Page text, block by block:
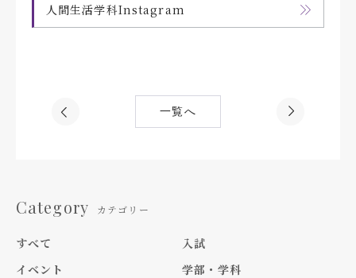
人間生活学科Instagram
一覧へ
Category カテゴリー
すべて
入試
イベント
学部・学科